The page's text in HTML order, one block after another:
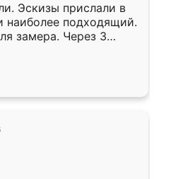
Эскизы прислали в
наиболее подходящий.
замера. Через 3
готова. Остались
Ренессанс
работу!